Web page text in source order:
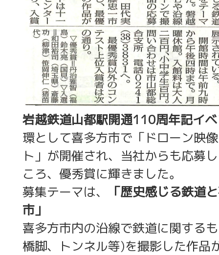
岩越鉄道山都駅開通110周年記イ
環として喜多方市で「ドローン映
ト」が開催され、当社からも応募
ころ、優秀賞に輝きました。
募集テーマは、
「歴史感じる鉄道
市」
喜多方市内の沿線で鉄道に関する
橋脚、トンネル等)を撮影した作品